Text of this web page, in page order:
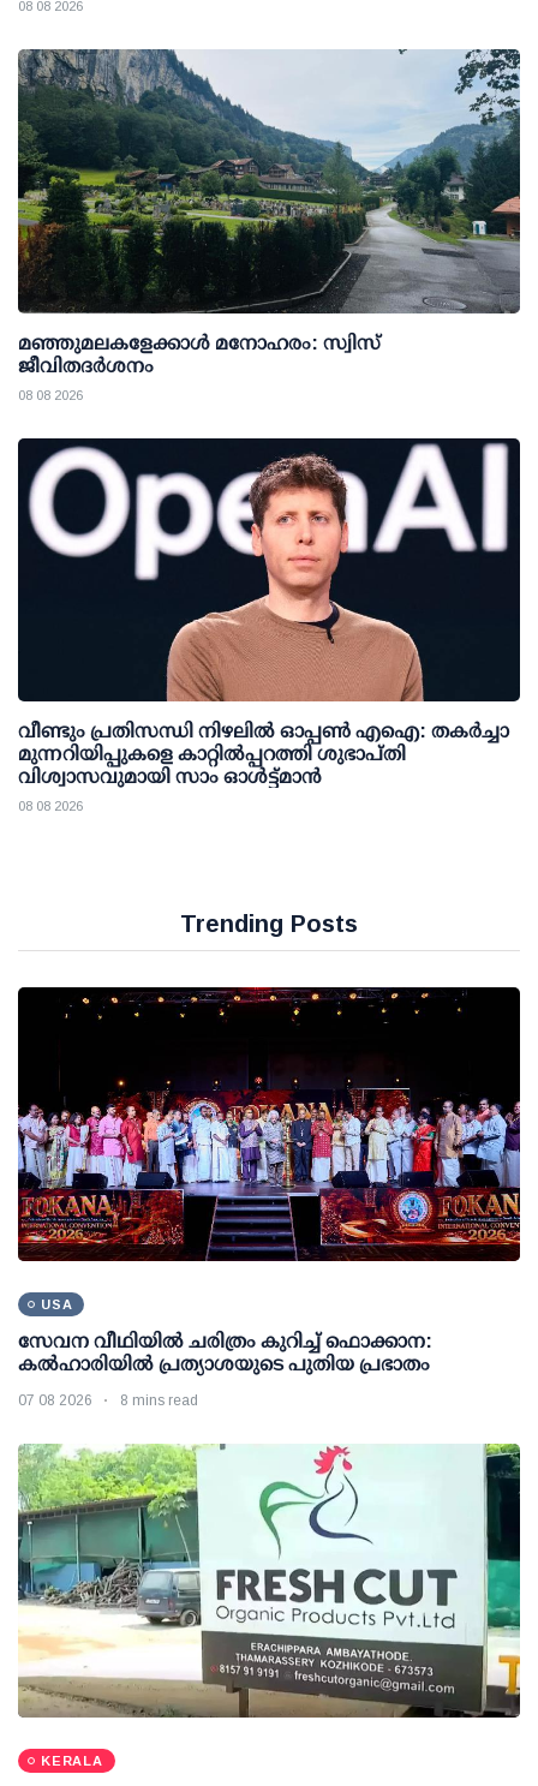
08 08 2026
മഞ്ഞുമലകളേക്കാൾ മനോഹരം: സ്വിസ്
ജീവിതദർശനം
08 08 2026
വീണ്ടും പ്രതിസന്ധി നിഴലില്‍ ഓപ്പണ്‍ എഐ: തകര്‍ച്ചാ
മുന്നറിയിപ്പുകളെ കാറ്റില്‍പ്പറത്തി ശുഭാപ്തി
വിശ്വാസവുമായി സാം ഓള്‍ട്ട്മാന്‍
08 08 2026
Trending Posts
USA
സേവന വീഥിയില്‍ ചരിത്രം കുറിച്ച് ഫൊക്കാന:
കല്‍ഹാരിയില്‍ പ്രത്യാശയുടെ പുതിയ പ്രഭാതം
07 08 2026 8 mins read
KERALA